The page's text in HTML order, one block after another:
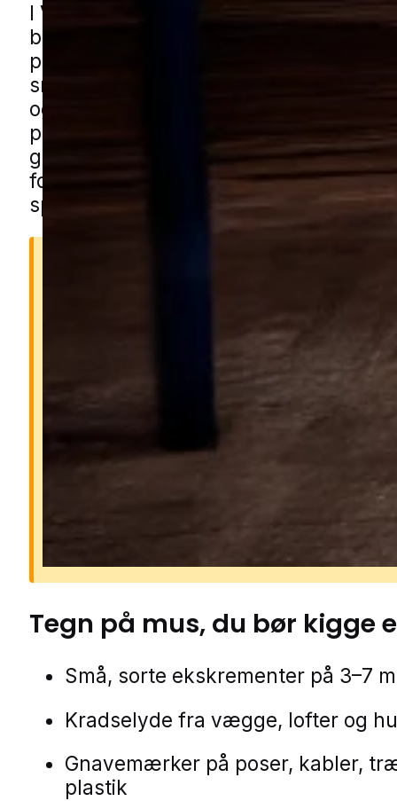
I Vojens ses museproblemer typisk i
boligområder med både ældre huse
parcelhuse, hvor der ofte også er
små skure. Også haver med hække,
og kompost kan give gode
på bygninger. Du kan få musehjælp i
gennem vores lokale partnere.
formularen og vi forbinder dig med en
specialist.
Mus kan sprede bakterier og
gennem deres urin, ekskrementer
pels. De gnaver i ledninger,
materialer, hvilket kan føre til
kortslutninger, brandfare og
skader. Et museproblem breder sig
hurtigt, da de formerer sig hele
ofte lever skjult i vægge og lofter.
Tegn på mus, du bør kigge
Små, sorte ekskrementer på 3–7
Kradselyde fra vægge, lofter og
Gnavemærker på poser, kabler,
plastik